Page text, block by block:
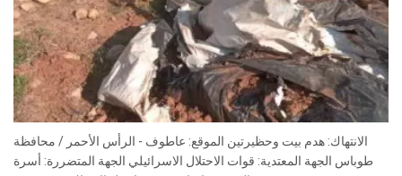
الانتهاك: هدم بيت وحظيرتين الموقع: عاطوف - الرأس الأحمر / محافظة
طوباس الجهة المعتدية: قوات الاحتلال الاسرائيلي الجهة المتضررة: أسرة